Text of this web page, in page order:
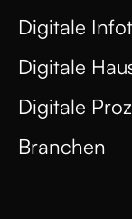
Digitale
Digitale
Digitale
Branchen